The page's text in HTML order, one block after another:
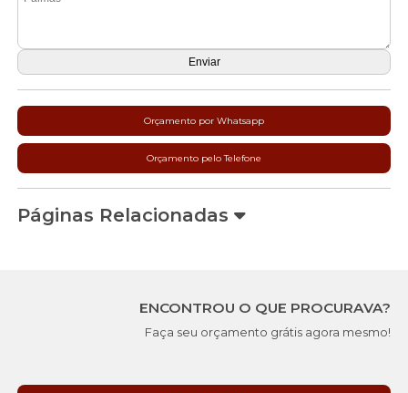
Orçamento por Whatsapp
Orçamento pelo Telefone
Páginas Relacionadas
ENCONTROU O QUE PROCURAVA?
Faça seu orçamento grátis agora mesmo!